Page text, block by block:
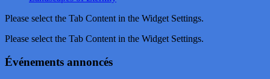
Please select the Tab Content in the Widget Settings.
Please select the Tab Content in the Widget Settings.
Événements annoncés